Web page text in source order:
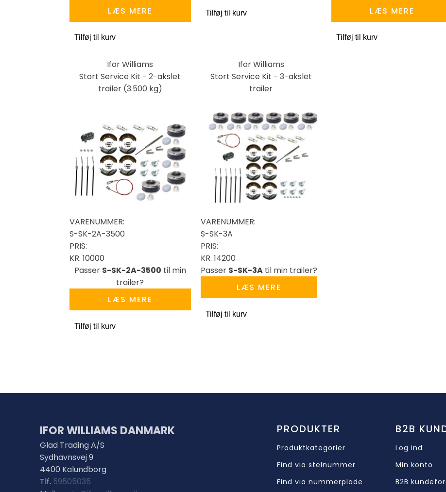
LÆS MERE
Tilføj til kurv
Tilføj til kurv
LÆS MERE
Tilføj til kurv
Ifor Williams
Stort Service Kit - 2-akslet
trailer (3.500 kg)
VARENUMMER:
S-SK-2A-3500
PRIS:
KR. 10000
Passer S-SK-2A-3500 til min
trailer?
LÆS MERE
Tilføj til kurv
Ifor Williams
Stort Service Kit - 3-akslet
trailer
VARENUMMER:
S-SK-3A
PRIS:
KR. 14200
Passer S-SK-3Atil min trailer?
LÆS MERE
Tilføj til kurv
IFOR WILLIAMS DANMARK
Glad Trading A/S
Sydhavnsvej 9
4400 Kalundborg
Tlf. 59505035
PRODUKTER
Produktkategorier
Find via stelnummer
Find via nummerplade
B2B
Log ind
Min konto
B2B